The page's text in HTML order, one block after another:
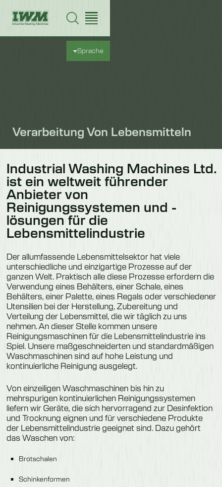
Sprache
Verarbeitung Von Lebensmitteln
Industrial Washing Machines Ltd.
ist ein weltweit führender
Anbieter von
Reinigungssystemen und -
lösungen für die
Lebensmittelindustrie
Der allumfassende Lebensmittelsektor hat viele
unterschiedliche und einzigartige Prozesse auf der
ganzen Welt. Praktisch alle diese Prozesse erfordern die
Verwendung eines Behälters, einer Schale, eines
Behälters, einer Palette, eines Regals oder verschiedener
Utensilien bei der Herstellung, Zubereitung und
Verteilung der Lebensmittel, die wir täglich zu uns
nehmen. An dieser Stelle kommen unsere
Reinigungsmaschinen für die Lebensmittelindustrie ins
Spiel. Unsere maßgeschneiderten und standardmäßigen
Waschmaschinen sind auf hohe Leistung und
kontinuierliche Reinigung ausgelegt.
Von einzeiligen Waschmaschinen bis hin zu
mehrspurigen kontinuierlichen Reinigungssystemen
liefern wir Geräte, die sich hervorragend zur Desinfektion
und Trocknung eignen und für verschiedene Produkte
der Lebensmittelindustrie geeignet sind. Dazu gehört
das Waschen von:
Brotschalen
Schinkenformen